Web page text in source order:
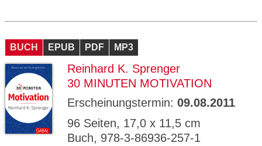
BUCH EPUB PDF MP3
Reinhard K. Sprenger
30 MINUTEN MOTIVATION
Erscheinungstermin: 09.08.2011
96 Seiten, 17,0 x 11,5 cm
Buch, 978-3-86936-257-1